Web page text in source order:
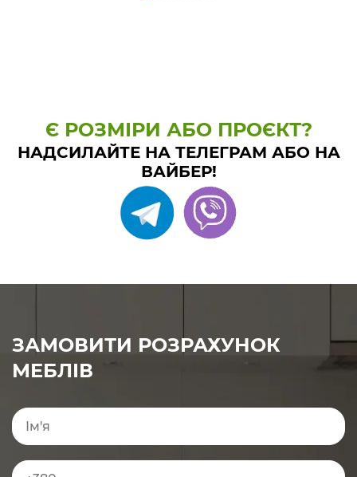
Є РОЗМІРИ АБО ПРОЄКТ?
НАДСИЛАЙТЕ НА ТЕЛЕГРАМ АБО НА
ВАЙБЕР!
ЗАМОВИТИ РОЗРАХУНОК
МЕБЛІВ